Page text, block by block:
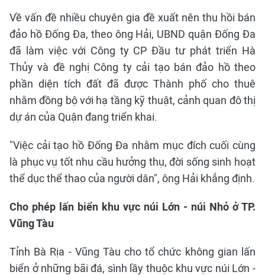
Về vấn đề nhiều chuyên gia đề xuất nên thu hồi bán
đảo hồ Đống Đa, theo ông Hải, UBND quận Đống Đa
đã làm việc với Công ty CP Đầu tư phát triển Hà
Thủy và đề nghị Công ty cải tạo bán đảo hồ theo
phần diện tích đất đã được Thành phố cho thuê
nhằm đồng bộ với hạ tầng kỹ thuật, cảnh quan đô thị
dự án của Quận đang triển khai.
"Việc cải tạo hồ Đống Đa nhằm mục đích cuối cùng
là phục vụ tốt nhu cầu hưởng thụ, đời sống sinh hoạt
thể dục thể thao của người dân", ông Hải khẳng định.
Cho phép lấn biển khu vực núi Lớn - núi Nhỏ ở TP.
Vũng Tàu
Tỉnh Bà Rịa - Vũng Tàu cho tổ chức không gian lấn
biển ở những bãi đá, sình lầy thuộc khu vực núi Lớn -